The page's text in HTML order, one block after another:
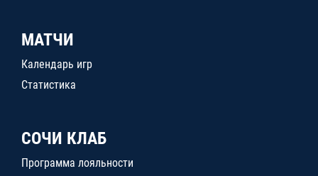
МАТЧИ
Календарь игр
Статистика
СОЧИ КЛАБ
Программа лояльности